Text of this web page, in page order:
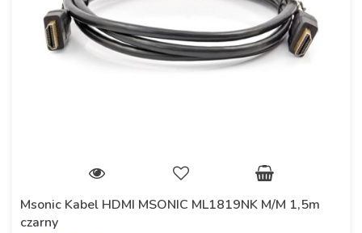
Msonic Kabel HDMI MSONIC ML1819NK M/M 1,5m
czarny